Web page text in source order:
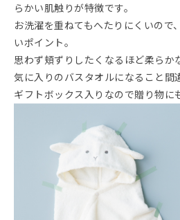
らかい肌触りが特徴です。
お洗濯を重ねてもへたりにくいので
いポイント。
思わず頬ずりしたくなるほど柔らか
気に入りのバスタオルになること間
ギフトボックス入りなので贈り物に